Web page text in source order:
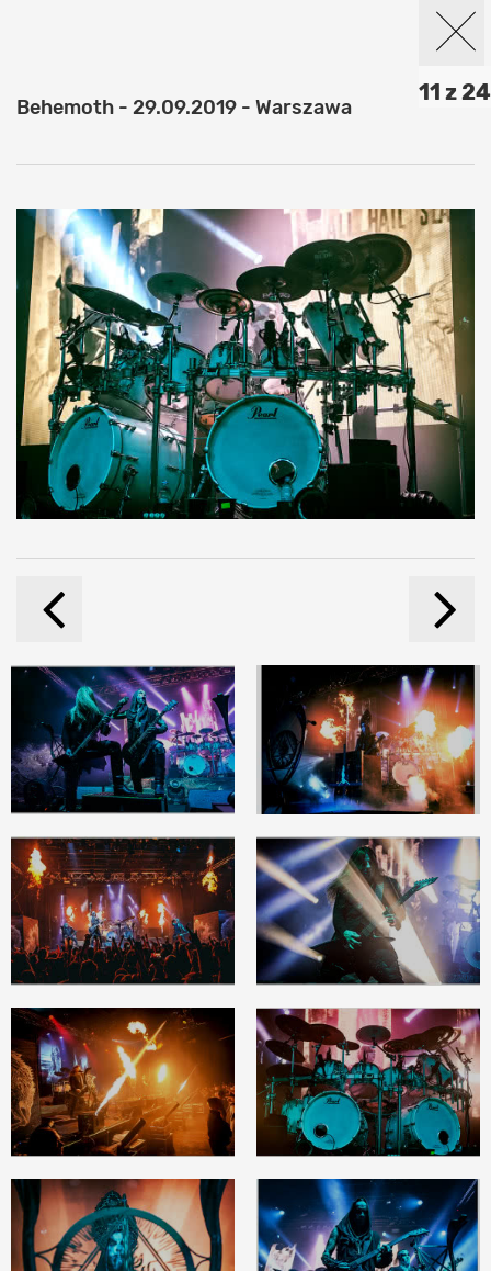
11 z 24
Behemoth - 29.09.2019 - Warszawa